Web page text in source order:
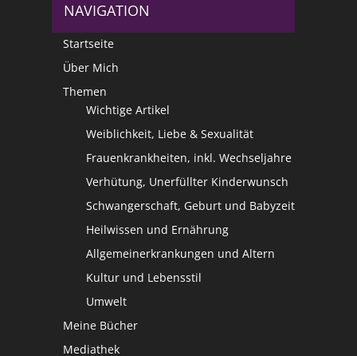
NAVIGATION
Startseite
Über Mich
Themen
Wichtige Artikel
Weiblichkeit, Liebe & Sexualität
Frauenkrankheiten, inkl. Wechseljahre
Verhütung, Unerfüllter Kinderwunsch
Schwangerschaft, Geburt und Babyzeit
Heilwissen und Ernährung
Allgemeinerkrankungen und Altern
Kultur und Lebensstil
Umwelt
Meine Bücher
Mediathek